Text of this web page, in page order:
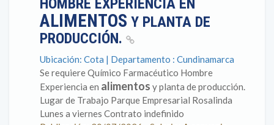
HOMBRE EXPERIENCIA EN
ALIMENTOS Y PLANTA DE
PRODUCCIÓN.
Ubicación: Cota | Departamento : Cundinamarca
Se requiere Químico Farmacéutico Hombre
Experiencia en alimentos y planta de producción.
Lugar de Trabajo Parque Empresarial Rosalinda
Lunes a viernes Contrato indefinido